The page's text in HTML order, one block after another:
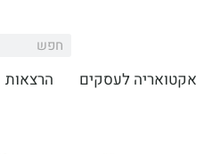
אקטואריה לעסקים הרצאות